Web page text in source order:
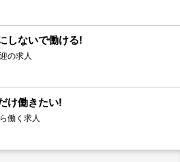
しないで働ける!
の求人
け働きたい!
働く求人